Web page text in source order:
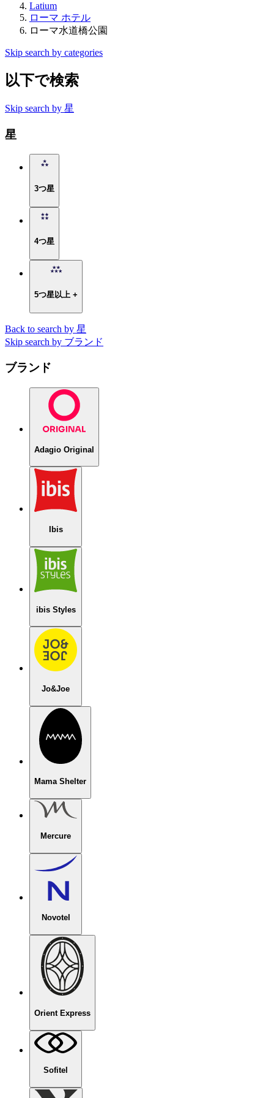
Latium
ローマ ホテル
ローマ水道橋公園
Skip search by categories
以下で検索
Skip search by 星
星
3つ星
4つ星
5つ星以上 +
Back to search by 星
Skip search by ブランド
ブランド
Adagio Original
Ibis
ibis Styles
Jo&Joe
Mama Shelter
Mercure
Novotel
Orient Express
Sofitel